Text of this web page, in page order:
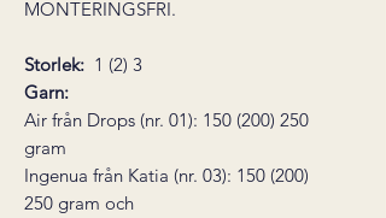
MONTERINGSFRI.
Storlek: 1 (2) 3
Garn:
Air från Drops (nr. 01): 150 (200) 250
gram
Ingenua från Katia (nr. 03): 150 (200)
250 gram och